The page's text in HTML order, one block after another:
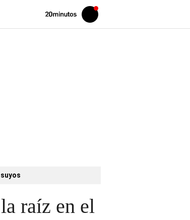
Volver
Iniciar
sesión
raíz en el